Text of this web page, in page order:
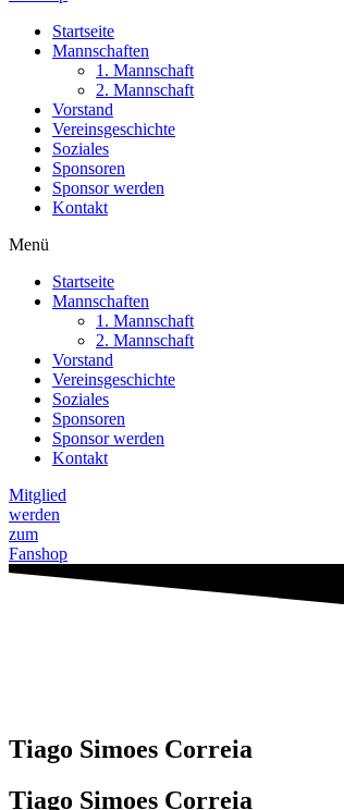
Startseite
Mannschaften
1. Mannschaft
2. Mannschaft
Vorstand
Vereinsgeschichte
Soziales
Sponsoren
Sponsor werden
Kontakt
Menü
Startseite
Mannschaften
1. Mannschaft
2. Mannschaft
Vorstand
Vereinsgeschichte
Soziales
Sponsoren
Sponsor werden
Kontakt
Mitglied
werden
zum
Fanshop
Tiago Simoes Correia
Tiago Simoes Correia